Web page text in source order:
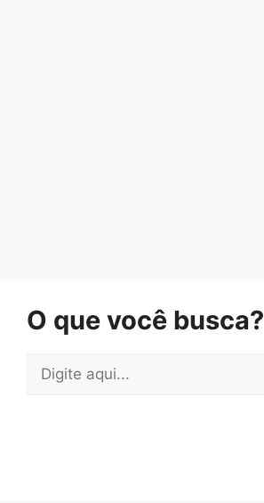
O que você busca?
Pesquisar